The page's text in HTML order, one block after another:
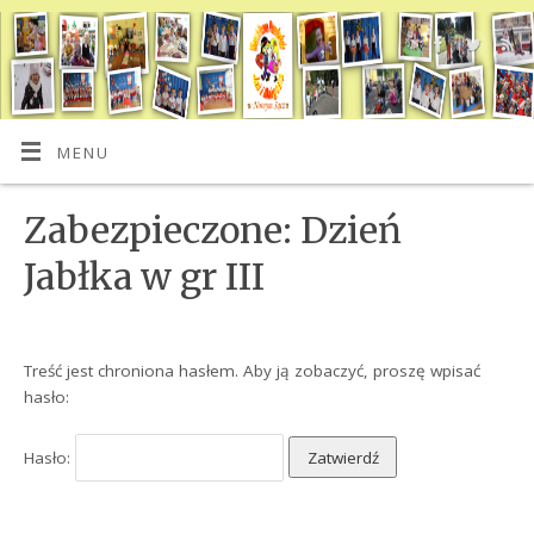
MENU
Zabezpieczone: Dzień
Jabłka w gr III
Treść jest chroniona hasłem. Aby ją zobaczyć, proszę wpisać
hasło:
Hasło: